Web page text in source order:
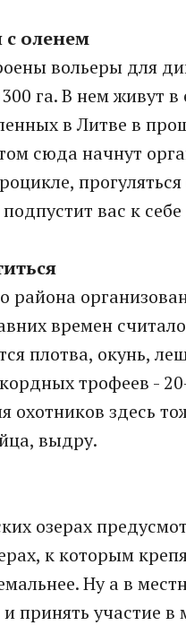
с оленем
вольеры для
га. В нем живут в
в Литве в
сюда начнут
вас к
района
времен
плотва, окунь,
трофеев -
здесь
выдру.
озерах
к которым
Ну а в
принять участие